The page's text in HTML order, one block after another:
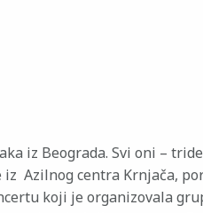
iz Beograda. Svi oni –
Azilnog centra Krnjača,
koji je organizovala